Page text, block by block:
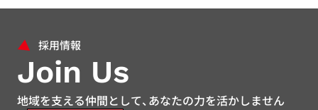
Join Us
地域を支える仲間として、あなたの力を活かしません